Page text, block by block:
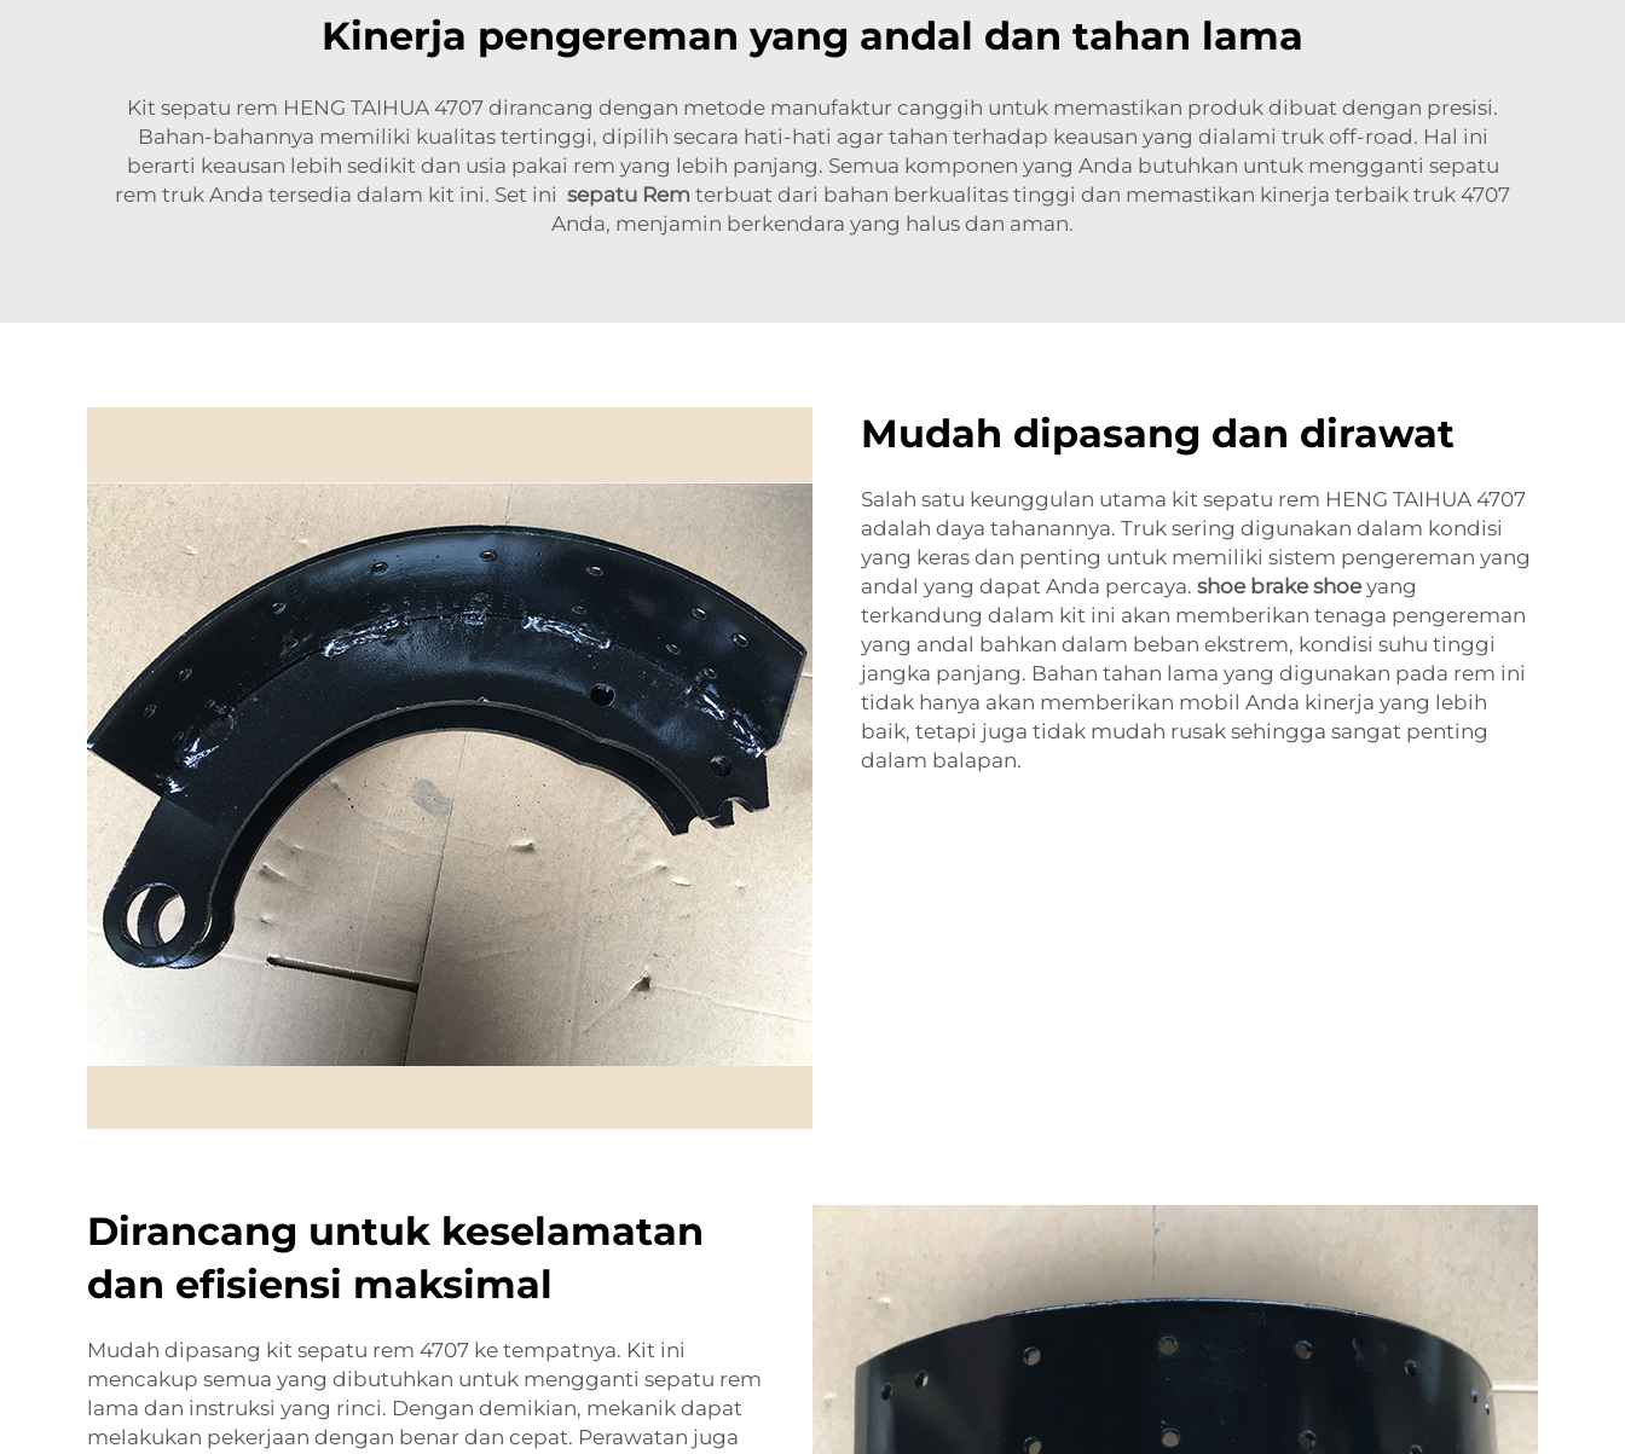
Kinerja pengereman yang andal dan tahan lama
Kit sepatu rem HENG TAIHUA 4707 dirancang dengan metode manufaktur canggih untuk memastikan produk dibuat dengan presisi.
Bahan-bahannya memiliki kualitas tertinggi, dipilih secara hati-hati agar tahan terhadap keausan yang dialami truk off-road. Hal ini
berarti keausan lebih sedikit dan usia pakai rem yang lebih panjang. Semua komponen yang Anda butuhkan untuk mengganti sepatu
rem truk Anda tersedia dalam kit ini. Set ini sepatu Rem terbuat dari bahan berkualitas tinggi dan memastikan kinerja terbaik truk 4707
Anda, menjamin berkendara yang halus dan aman.
Mudah dipasang dan dirawat
Salah satu keunggulan utama kit sepatu rem HENG TAIHUA 4707
adalah daya tahanannya. Truk sering digunakan dalam kondisi
yang keras dan penting untuk memiliki sistem pengereman yang
andal yang dapat Anda percaya. shoe brake shoeyang
terkandung dalam kit ini akan memberikan tenaga pengereman
yang andal bahkan dalam beban ekstrem, kondisi suhu tinggi
jangka panjang. Bahan tahan lama yang digunakan pada rem ini
tidak hanya akan memberikan mobil Anda kinerja yang lebih
baik, tetapi juga tidak mudah rusak sehingga sangat penting
dalam balapan.
Dirancang untuk keselamatan
dan efisiensi maksimal
Mudah dipasang kit sepatu rem 4707 ke tempatnya. Kit ini
mencakup semua yang dibutuhkan untuk mengganti sepatu rem
lama dan instruksi yang rinci. Dengan demikian, mekanik dapat
melakukan pekerjaan dengan benar dan cepat. Perawatan juga